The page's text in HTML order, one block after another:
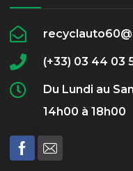
(+33) 03 44 03
Du Lundi au
14h00 à 18h00